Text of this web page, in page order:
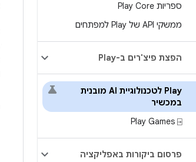
ספריות Play Core
ממשקי API של Play למפתחים
הפצת פיצ'רים ב-Play
Play לטכנולוגיית AI מובנית
במכשיר
Play Games ⍈
פרסום ביקורות באפליקציה